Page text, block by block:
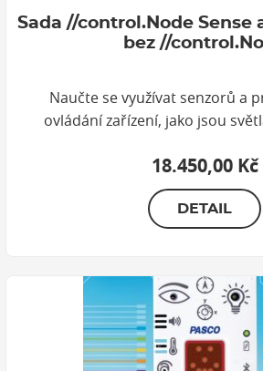
Sada //control.Node Sense
bez //
Naučte se využívat senzorů a
ovládání zařízení, jako jsou
18.450,00 Kč
DETAIL